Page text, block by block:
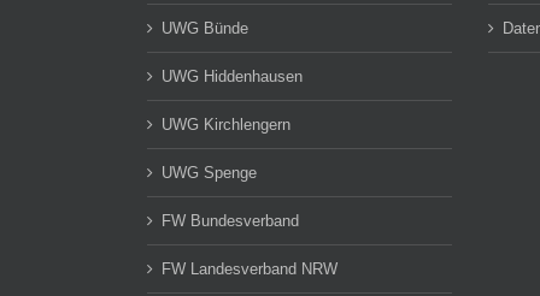
UWG Bünde
UWG Hiddenhausen
UWG Kirchlengern
UWG Spenge
FW Bundesverband
FW Landesverband NRW